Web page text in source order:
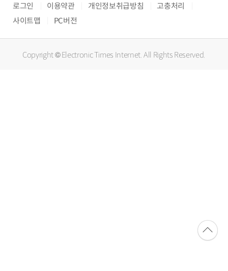
로그인 이용약관 개인정보취급방침
고충처리
사이트맵
PC버전
Copyright © Electronic Times Internet. All Rights Reserved.